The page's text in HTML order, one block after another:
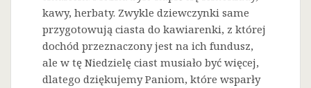
kawy, herbaty. Zwykle dziewczynki same
przygotowują ciasta do kawiarenki, z której
dochód przeznaczony jest na ich fundusz,
ale w tę Niedzielę ciast musiało być więcej,
dlatego dziękujemy Paniom, które wsparły